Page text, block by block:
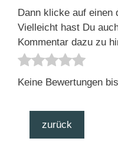
Dann klicke auf einen
Vielleicht hast Du
Kommentar dazu zu
Keine Bewertungen
zurück